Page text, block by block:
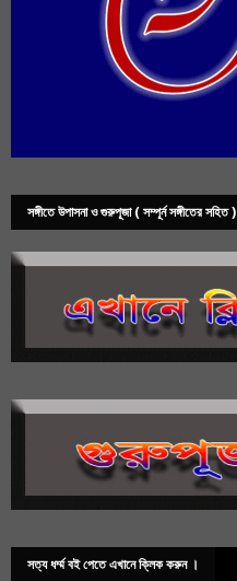
সঙ্গীতে উপাসনা ও গুরুপূজা ( সম্পূর্ন সঙ্গীতের সহিত )
সত্য ধর্ম্ম বই পেতে এখানে ক্লিক করুন ।